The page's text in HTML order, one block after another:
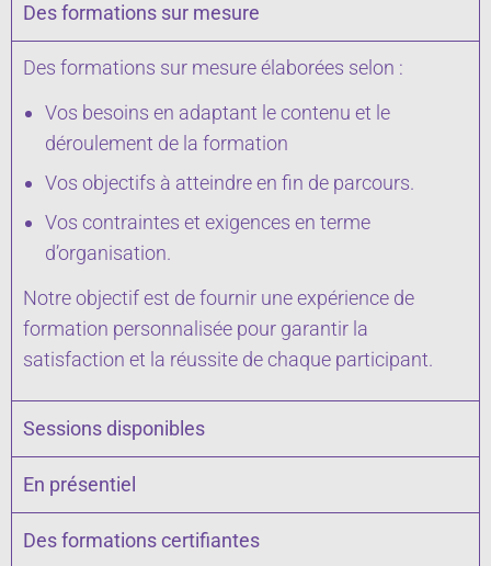
Des formations sur mesure
Des formations sur mesure élaborées selon :
Vos besoins en adaptant le contenu et le
déroulement de la formation
Vos objectifs à atteindre en fin de parcours.
Vos contraintes et exigences en terme
d’organisation.
Notre objectif est de fournir une expérience de
formation personnalisée pour garantir la
satisfaction et la réussite de chaque participant.
Sessions disponibles
En présentiel
Des formations certifiantes